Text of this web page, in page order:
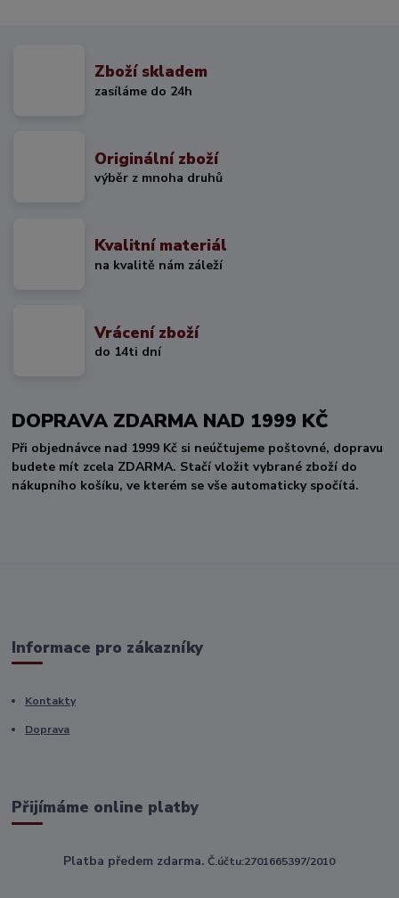
Zboží skladem
zasíláme do 24h
Originální zboží
výběr z mnoha druhů
Kvalitní materiál
na kvalitě nám záleží
Vrácení zboží
do 14ti dní
DOPRAVA ZDARMA NAD 1999 KČ
Při objednávce nad 1999 Kč si neúčtujeme poštovné, dopravu
budete mít zcela ZDARMA. Stačí vložit vybrané zboží do
nákupního košíku, ve kterém se vše automaticky spočítá.
Informace pro zákazníky
Kontakty
Doprava
Přijímáme online platby
Platba předem zdarma. Č.účtu:2701665397/2010